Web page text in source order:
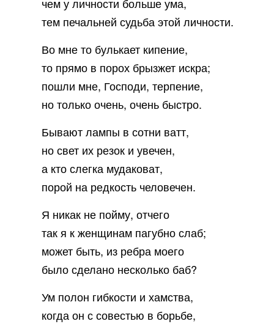
чем у личности больше ума,
тем печальней судьба этой личности.
Во мне то булькает кипение,
то прямо в порох брызжет искра;
пошли мне, Господи, терпение,
но только очень, очень быстро.
Бывают лампы в сотни ватт,
но свет их резок и увечен,
а кто слегка мудаковат,
порой на редкость человечен.
Я никак не пойму, отчего
так я к женщинам пагубно слаб;
может быть, из ребра моего
было сделано несколько баб?
Ум полон гибкости и хамства,
когда он с совестью в борьбе,